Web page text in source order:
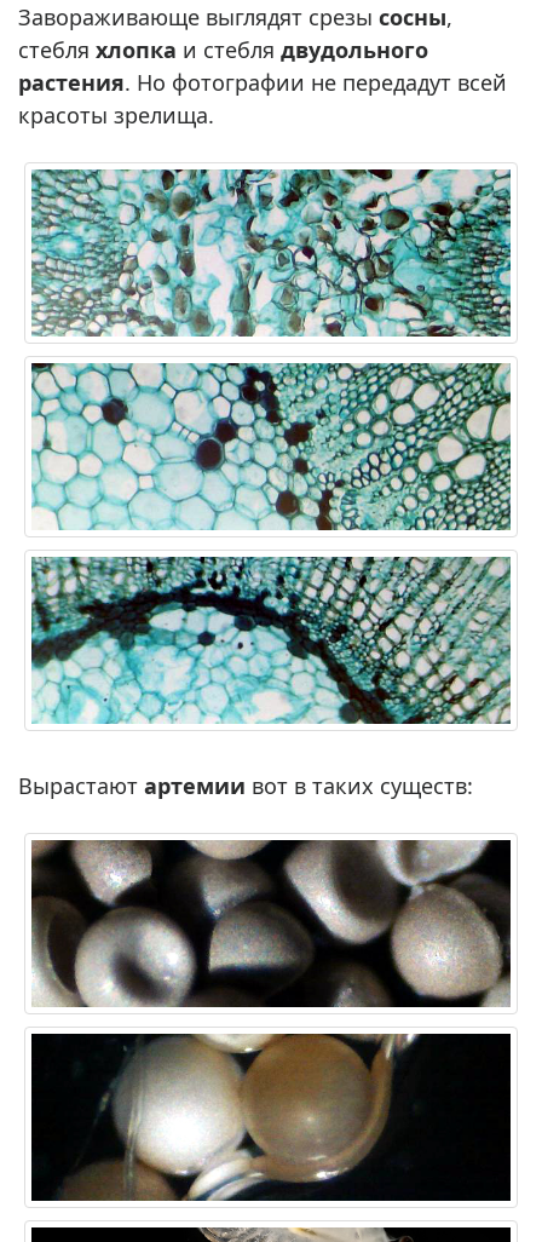
Завораживающе выглядят срезы сосны,
стебля хлопка и стебля двудольного
растения. Но фотографии не передадут всей
красоты зрелища.
Вырастают артемии вот в таких существ: